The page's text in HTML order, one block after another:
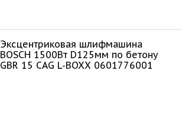
Эксцентриковая шлифмашина
BOSCH 1500Bт D125мм по бетону
GBR 15 CAG L-BOXX 0601776001